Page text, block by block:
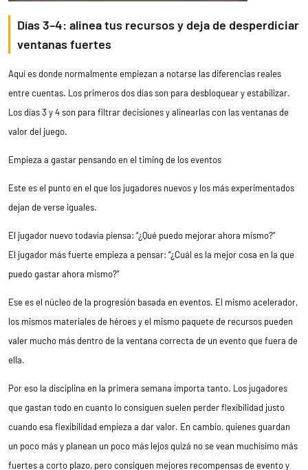
Días 3–4: alinea tus recursos y deja de desperdiciar
ventanas fuertes
Aquí es donde normalmente empiezan a notarse las diferencias reales
entre cuentas. Los primeros dos días son para desbloquear y estabilizar.
Los días 3 y 4 son para filtrar decisiones y alinearlas con las ventanas de
valor del juego.
Empieza a gastar pensando en el timing de los eventos
Este es el punto en el que los jugadores nuevos y los más experimentados
dejan de verse iguales.
El jugador nuevo todavía piensa: “¿Qué puedo mejorar ahora mismo?”
El jugador más fuerte empieza a pensar: “¿Cuál es la mejor cosa en la que
puedo gastar ahora mismo?”
Ese es el núcleo de la progresión basada en eventos. El mismo acelerador,
los mismos materiales de héroes y el mismo paquete de recursos pueden
valer mucho más dentro de la ventana correcta de un evento que fuera de
ella.
Por eso la disciplina en la primera semana importa tanto. Los jugadores
que gastan todo en cuanto lo consiguen suelen perder flexibilidad justo
cuando esa flexibilidad empieza a dar valor. En cambio, quienes guardan
un poco más y planean un poco más lejos quizá no se vean muchísimo más
fuertes a corto plazo, pero consiguen mejores recompensas de evento y